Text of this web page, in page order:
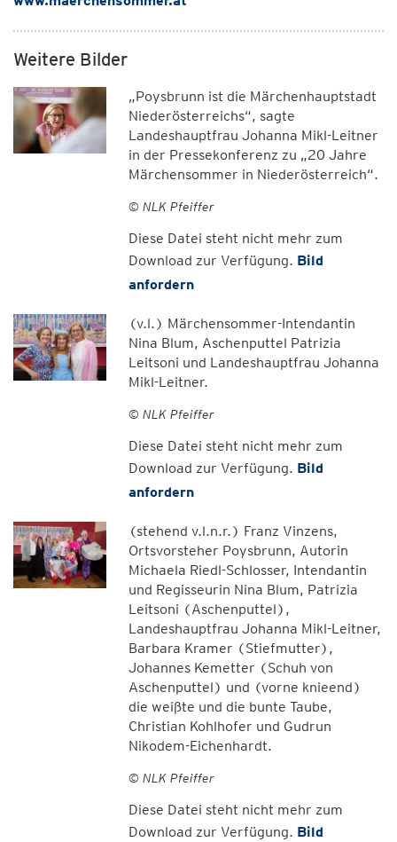
Weitere Bilder
„Poysbrunn ist die Märchenhauptstadt
Niederösterreichs“, sagte
Landeshauptfrau Johanna Mikl-Leitner
in der Pressekonferenz zu „20 Jahre
Märchensommer in Niederösterreich“.
© NLK Pfeiffer
Diese Datei steht nicht mehr zum
Download zur Verfügung. Bild
anfordern
(v.l.) Märchensommer-Intendantin
Nina Blum, Aschenputtel Patrizia
Leitsoni und Landeshauptfrau Johanna
Mikl-Leitner.
© NLK Pfeiffer
Diese Datei steht nicht mehr zum
Download zur Verfügung. Bild
anfordern
(stehend v.l.n.r.) Franz Vinzens,
Ortsvorsteher Poysbrunn, Autorin
Michaela Riedl-Schlosser, Intendantin
und Regisseurin Nina Blum, Patrizia
Leitsoni (Aschenputtel),
Landeshauptfrau Johanna Mikl-Leitner,
Barbara Kramer (Stiefmutter),
Johannes Kemetter (Schuh von
Aschenputtel) und (vorne knieend)
die weißte und die bunte Taube,
Christian Kohlhofer und Gudrun
Nikodem-Eichenhardt.
© NLK Pfeiffer
Diese Datei steht nicht mehr zum
Download zur Verfügung. Bild